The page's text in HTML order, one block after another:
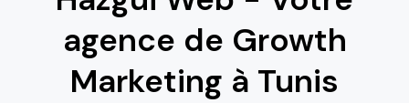
agence de Growth
Marketing à Tunis